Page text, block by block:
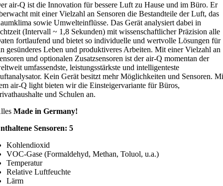
air-Q ist die Innovation für bessere Luft zu Hause und im Büro. Er
mit einer Vielzahl an Sensoren die Bestandteile der Luft, das
sowie Umwelteinflüsse. Das Gerät analysiert dabei in
(Intervall ~ 1,8 Sekunden) mit wissenschaftlicher Präzision alle
fortlaufend und bietet so individuelle und wertvolle Lösungen für
gesünderes Leben und produktiveres Arbeiten. Mit einer Vielzahl an
und optionalen Zusatzsensoren ist der air-Q momentan der
umfassendste, leistungsstärkste und intelligenteste
Kein Gerät besitzt mehr Möglichkeiten und Sensoren.
air-Q light bieten wir die Einsteigervariante für Büros,
und Schulen an.
Made in Germany!
Sensoren: 5
Kohlendioxid
VOC-Gase (Formaldehyd, Methan, Toluol, u.a.)
Temperatur
Relative Luftfeuchte
Lärm